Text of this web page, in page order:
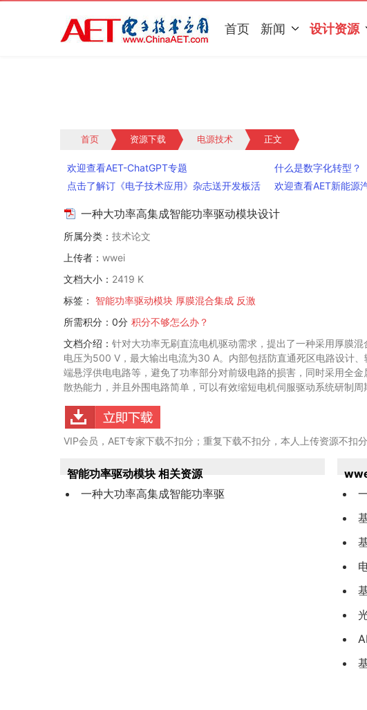
首页 新闻 设计资源
首页 资源下载 电源技术 正文
欢迎查看AET-ChatGPT专题
什么是数字化转型？
点击了解订《电子技术应用》杂志送开发板活
欢迎查看AET新能源
一种大功率高集成智能功率驱动模块设计
所属分类： 技术论文
上传者： wwei
文档大小： 2419 K
标签：
智能功率驱动模块 厚膜混合集成 反激
所需积分：0分 积分不够怎么办？
文档介绍： 针对大功率无刷直流电机驱动需求，提出了一种采用厚膜
电压为500 V，最大输出电流为30 A。内部包括防直通死区电路设计
端悬浮供电电路等，避免了功率部分对前级电路的损害，同时采用全
散热能力，并且外围电路简单，可以有效缩短电机伺服驱动系统研制周
VIP会员，AET专家下载不扣分；重复下载不扣分，本人上传资源不扣分
智能功率驱动模块 相关资源
一种大功率高集成智能功率驱
网
研